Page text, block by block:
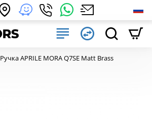
Ручка APRILE MORA Q7SE Matt Brass